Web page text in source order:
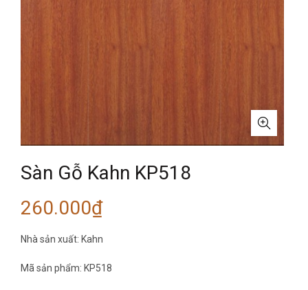
Sàn Gỗ Kahn KP518
260.000₫
Nhà sản xuất: Kahn
Mã sản phẩm: KP518